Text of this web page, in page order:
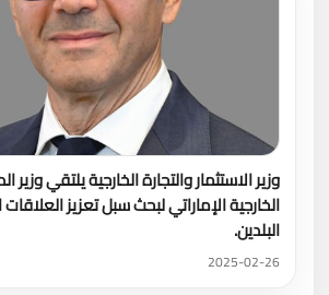
وزير الاستثمار والتجارة الخارجية يلتقي وزير
الخارجية الإماراتي لبحث سبل تعزيز
البلدين.
2025-02-26